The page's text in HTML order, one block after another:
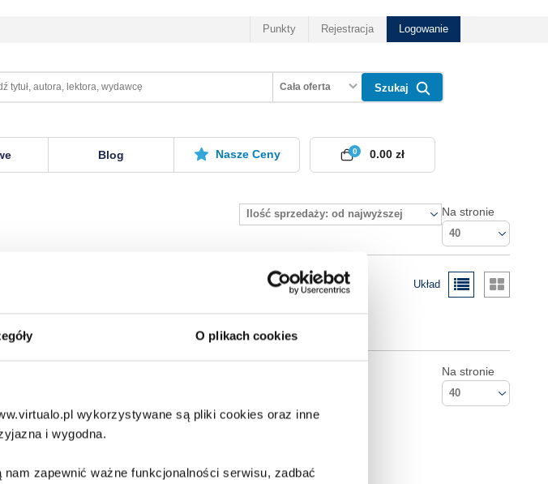
O plikach cookies
wykorzystywane są pliki cookies oraz inne
i wygodna.
zapewnić ważne funkcjonalności serwisu, zadbać
Punkty Rejestracja Logowanie
Cała oferta Szukaj
Blog Nasze Ceny 0
0.00 zł
Ilość sprzedaży: od najwyższej Na stronie
40
Układ
Na stronie
40